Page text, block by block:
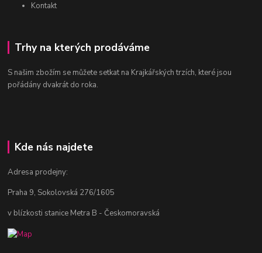
Kontakt
Trhy na kterých prodáváme
S našim zbožím se můžete setkat na Krajkářských trzích, které jsou
pořádány dvakrát do roka.
Kde nás najdete
Adresa prodejny:
Praha 9, Sokolovská 276/1605
v blízkosti stanice Metra B - Českomoravská